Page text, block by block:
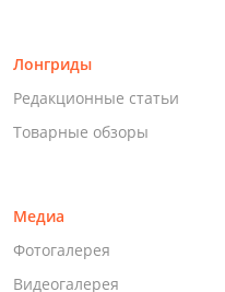
Лонгриды
Редакционные статьи
Товарные обзоры
Медиа
Фотогалерея
Видеогалерея